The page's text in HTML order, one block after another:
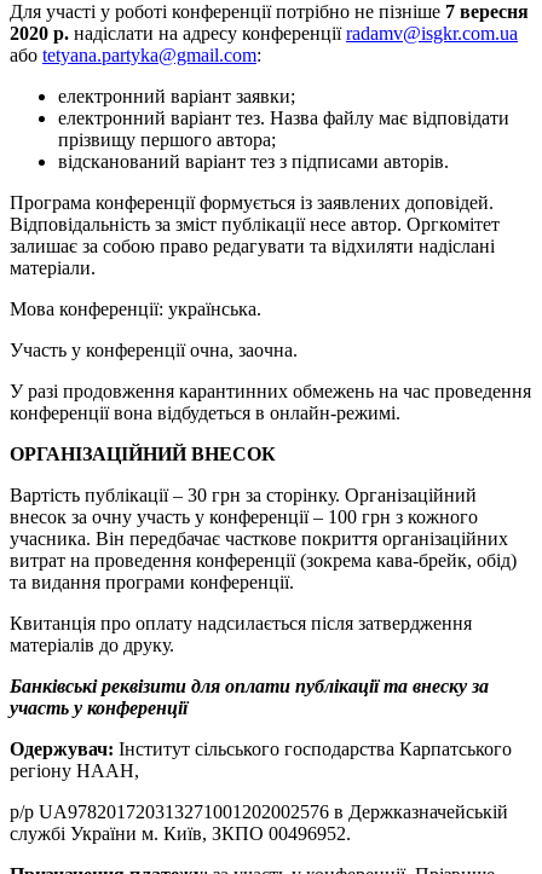
Для участі у роботі конференції потрібно не пізніше 7 вересня
2020 р. надіслати на адресу конференціїradamv@isgkr.com.ua
або tetyana.partyka@gmail.com:
електронний варіант заявки;
електронний варіант тез. Назва файлу має відповідати
прізвищу першого автора;
відсканований варіант тез з підписами авторів.
Програма конференції формується із заявлених доповідей.
Відповідальність за зміст публікації несе автор. Оргкомітет
залишає за собою право редагувати та відхиляти надіслані
матеріали.
Мова конференції: українська.
Участь у конференції очна, заочна.
У разі продовження карантинних обмежень на час проведення
конференції вона відбудеться в онлайн-режимі.
ОРГАНІЗАЦІЙНИЙ ВНЕСОК
Вартість публікації – 30 грн за сторінку. Організаційний
внесок за очну участь у конференції – 100 грн з кожного
учасника. Він передбачає часткове покриття організаційних
витрат на проведення конференції (зокрема кава-брейк, обід)
та видання програми конференції.
Квитанція про оплату надсилається після затвердження
матеріалів до друку.
Банківські реквізити для оплати публікації та внеску за
участь у конференції
Одержувач: Інститут сільського господарства Карпатського
регіону НААН,
р/р UA978201720313271001202002576 в Держказначейській
службі України м. Київ, ЗКПО 00496952.